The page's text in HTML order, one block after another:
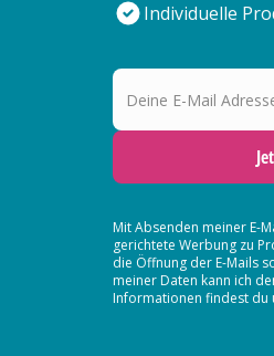
Individuelle
Deine E-Mail
Mit Absenden meiner E-
gerichtete Werbung zu
die Öffnung der E-Mails
meiner Daten kann ich
Informationen findest du